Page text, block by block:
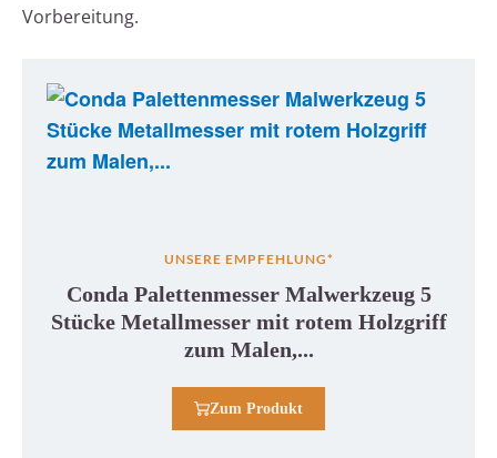
Vorbereitung.
UNSERE EMPFEHLUNG*
Conda Palettenmesser Malwerkzeug 5
Stücke Metallmesser mit rotem Holzgriff
zum Malen,...
Zum Produkt